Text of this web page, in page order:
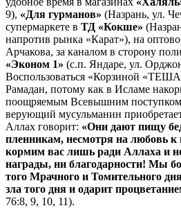
9), «Для гурманов» (Назрань, ул.
супермаркете в ТД «Кокше»
напротив рынка «Карат»), на
Арчакова, за каналом в сторону
«Эконом 1» (с.п. Яндаре, ул.
Воспользоваться «Корзиной
Рамадан, потому как в Исламе
поощряемым Всевышним поступком,
верующий мусульманин
Аллах говорит: «Они дают пищу
пленникам, несмотря на любовь
кормим вас лишь ради Аллаха и
награды, ни благодарности! Мы
того Мрачного и Томительного
зла того дня и одарит
76:8, 9, 10, 11).